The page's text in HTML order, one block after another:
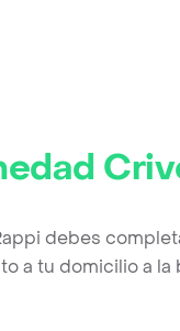
debes
a tu domicilio a la